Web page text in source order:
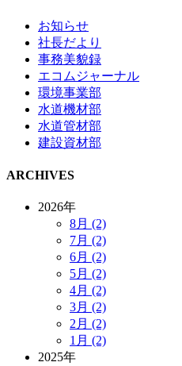
お知らせ
社長だより
事務美貌録
エコムジャーナル
環境事業部
水道機材部
水道管材部
建設資材部
ARCHIVES
2026年
8月 (2)
7月 (2)
6月 (2)
5月 (2)
4月 (2)
3月 (2)
2月 (2)
1月 (2)
2025年